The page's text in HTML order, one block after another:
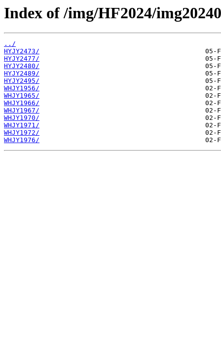
Index of /img/HF2024/
../
HYJY2473/
HYJY2477/
HYJY2480/
HYJY2489/
HYJY2495/
WHJY1956/
WHJY1965/
WHJY1966/
WHJY1967/
WHJY1970/
WHJY1971/
WHJY1972/
WHJY1976/